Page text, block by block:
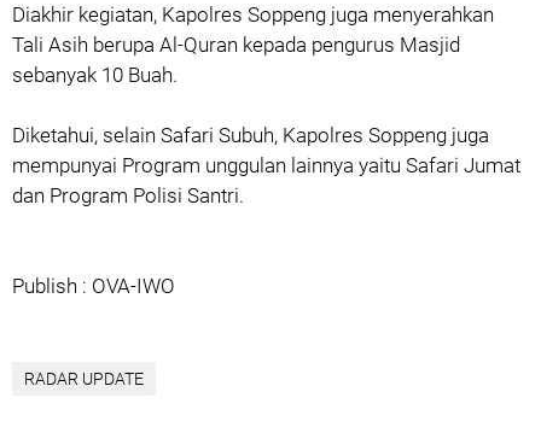
Diakhir kegiatan, Kapolres Soppeng juga menyerahkan
Tali Asih berupa Al-Quran kepada pengurus Masjid
sebanyak 10 Buah.
Diketahui, selain Safari Subuh, Kapolres Soppeng juga
mempunyai Program unggulan lainnya yaitu Safari Jumat
dan Program Polisi Santri.
Publish : OVA-IWO
RADAR UPDATE